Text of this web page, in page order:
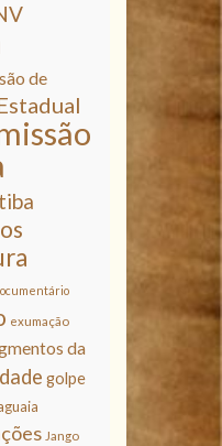
de
exumação
da
golpe
Jango